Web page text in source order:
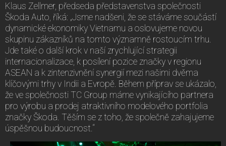
Klaus Zellmer, předseda představenstva společnosti
Škoda Auto, říká: „Jsme nadšeni, že se stáváme součástí
dynamické ekonomiky Vietnamu a oslovujeme novou
skupinu zákazníků na tomto významně rostoucím trhu.
Jde také o další krok v naší zrychlující strategii
internacionalizace, k posílení pozice značky v regionu
ASEAN a k zintenzivnění synergií mezi našimi dvěma
klíčovými trhy v Indii a Evropě. Během příprav se ukázalo,
že ve společnosti TC Group máme vynikajícího partnera
pro výrobu a prodej atraktivního modelového portfolia
značky Škoda. Těším se z toho, že společně zahajujeme
úspěšnou budoucnost.“